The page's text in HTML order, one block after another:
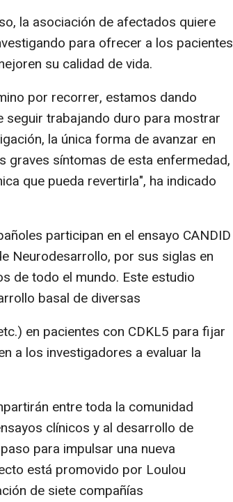
la asociación de afectados quiere
para ofrecer a los pacientes
su calidad de vida.
por recorrer, estamos dando
seguir trabajando duro para mostrar
la única forma de avanzar en
síntomas de esta enfermedad,
que pueda revertirla", ha indicado
participan en el ensayo CANDID
Neurodesarrollo, por sus siglas en
de todo el mundo. Este estudio
basal de diversas
en pacientes con CDKL5 para fijar
a los investigadores a evaluar la
entre toda la comunidad
clínicos y al desarrollo de
para impulsar una nueva
está promovido por Loulou
de siete compañías